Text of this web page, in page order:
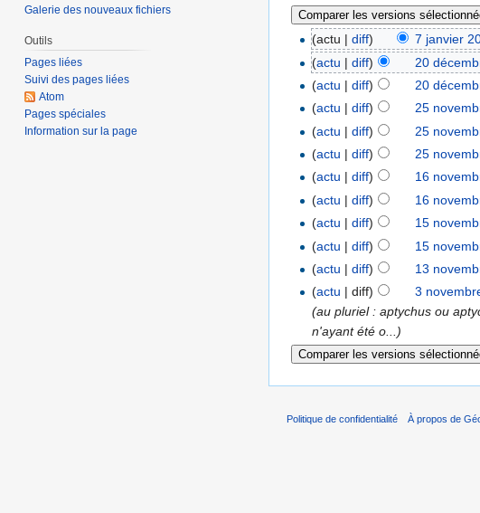
(actu |diff) 7 janvier
(actu |diff) 20
(actu |diff) 20
(actu |diff) 25
(actu |diff) 25
(actu |diff) 25
(actu |diff) 16
(actu |diff) 16
(actu |diff) 15
(actu |diff) 15
(actu |diff) 13
(actu | diff) 3
(au pluriel : aptychus ou
n'ayant été o...)
Galerie des nouveaux fichiers
Outils
Pages liées
Suivi des pages liées
Atom
Pages spéciales
Information sur la page
Politique de confidentialité À propos de